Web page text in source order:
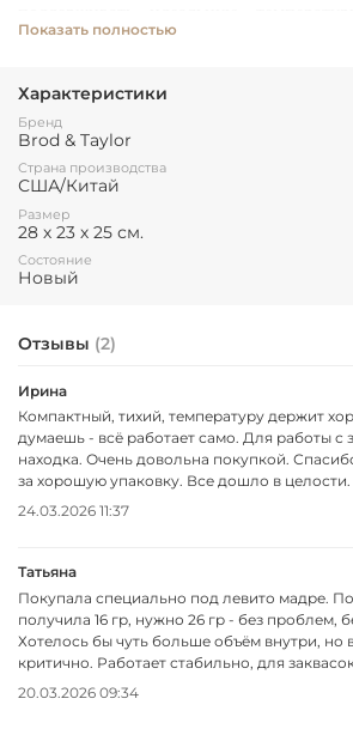
поддерживать идеальную
Кормите стартер по своему графику:
отрегулировать вкусовой профиль,
Стеклянная банка на фотографии к
поставки не входит.
Технические характеристики
Диапазон температур: 5-50 °C.
Внутренние размеры: 19 х 13 х 14
Эффективность: для поддержания
или охлаждения. Для настройки
температуре окружающей среды в
очень небольшое количество
температуры, значительно
в режиме охлаждения: 38 Вт –
Подробная информациятут (нажать для
Инструкция на английском языке.
Показать полностью
Характеристики
Бренд
Brod & Taylor
Страна производства
США/Китай
Размер
28 х 23 х 25 см.
Состояние
Новый
Отзывы (2)
Ирина
Компактный, тихий, температуру держит
думаешь - всё работает само. Для работы с
находка. Очень довольна покупкой.
за хорошую упаковку. Все дошло в целости.
24.03.2026 11:37
Татьяна
Покупала специально под левито мадре.
получила 16 гр, нужно 26 гр - без проблем,
Хотелось бы чуть больше объём внутри, но
критично. Работает стабильно, для
20.03.2026 09:34